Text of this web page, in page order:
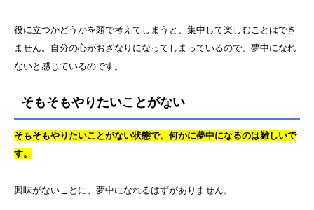
役に立つかどうかを頭で考えてしまうと、集中して楽しむことはでき
ません。自分の心がおざなりになってしまっているので、夢中になれ
ないと感じているのです。
そもそもやりたいことがない
そもそもやりたいことがない状態で、何かに夢中になるのは難しいで
す。
興味がないことに、夢中になれるはずがありません。